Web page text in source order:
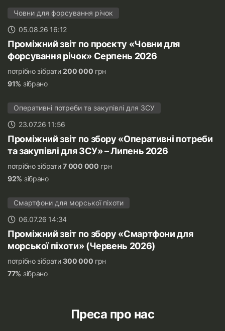
Човни для форсування річок
05.08.26 16:12
Проміжний звіт по проєкту «Човни для
форсування річок» Серпень 2026
потрібно зібрати200 000 грн
91% зібрано
Оперативні потреби та закупівлі для ЗСУ
23.07.26 11:56
Проміжний звіт по збору «Оперативні потреби
та закупівлі для ЗСУ» – Липень 2026
потрібно зібрати7 000 000 грн
92% зібрано
Смартфони для морської піхоти
06.07.26 14:34
Проміжний звіт по збору «Смартфони для
морської піхоти» (Червень 2026)
потрібно зібрати300 000 грн
77% зібрано
Преса про нас